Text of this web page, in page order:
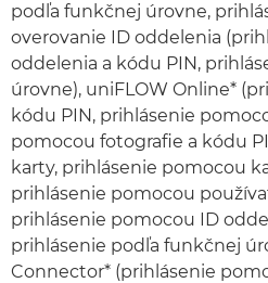
podľa funkčnej úrovne,
overovanie ID oddelenia
oddelenia a kódu PIN,
úrovne), uniFLOW Online*
kódu PIN, prihlásenie
pomocou fotografie a kódu
karty, prihlásenie pomocou
prihlásenie pomocou
prihlásenie pomocou ID
prihlásenie podľa funkčnej
Connector* (prihlásenie